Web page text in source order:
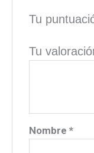
Tu
Tu
Nombre*